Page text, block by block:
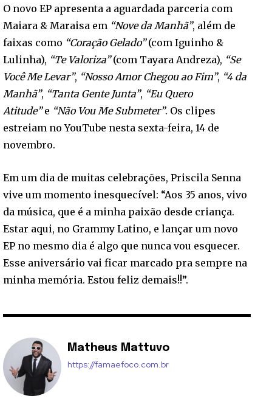
O novo EP apresenta a aguardada parceria com
Maiara & Maraisa em “Nove da Manhã”, além de
faixas como “Coração Gelado”(com Iguinho &
Lulinha), “Te Valoriza”(com Tayara Andreza), “Se
Você Me Levar”, “Nosso Amor Chegou ao Fim”, “4 da
Manhã”, “Tanta Gente Junta”, “Eu Quero
Atitude”e “Não Vou Me Submeter”. Os clipes
estreiam no YouTube nesta sexta-feira, 14 de
novembro.
Em um dia de muitas celebrações, Priscila Senna
vive um momento inesquecível: “Aos 35 anos, vivo
da música, que é a minha paixão desde criança.
Estar aqui, no Grammy Latino, e lançar um novo
EP no mesmo dia é algo que nunca vou esquecer.
Esse aniversário vai ficar marcado pra sempre na
minha memória. Estou feliz demais!!”.
Matheus Mattuvo
https://famaefoco.com.br